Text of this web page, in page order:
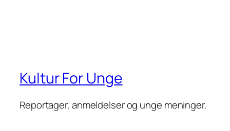
Kultur For Unge
Reportager, anmeldelser og unge meninger.